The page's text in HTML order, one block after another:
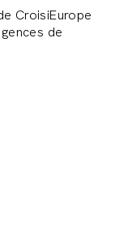
CroisiEurope
de